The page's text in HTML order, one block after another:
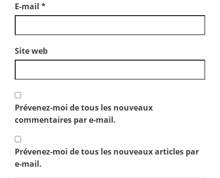
E-mail *
Site web
Prévenez-moi de tous les nouveaux
commentaires par e-mail.
Prévenez-moi de tous les nouveaux articles par
e-mail.